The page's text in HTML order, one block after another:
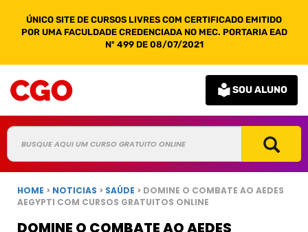
ÚNICO SITE DE CURSOS LIVRES COM CERTIFICADO EMITIDO
POR UMA FACULDADE CREDENCIADA NO MEC. PORTARIA EAD
Nº 499 DE 08/07/2021
SOU ALUNO
HOME > NOTICIAS > SAÚDE > DOMINE O COMBATE AO AEDES
AEGYPTI COM CURSOS GRATUITOS ONLINE
DOMINE O COMBATE AO AEDES